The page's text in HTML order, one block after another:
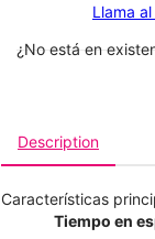
Llama
¿No está en
Description
Características
Tiempo en